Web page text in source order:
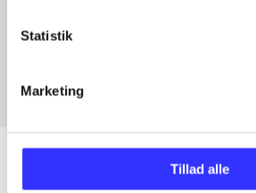
Statistik
Marketing
Tillad alle
Fra